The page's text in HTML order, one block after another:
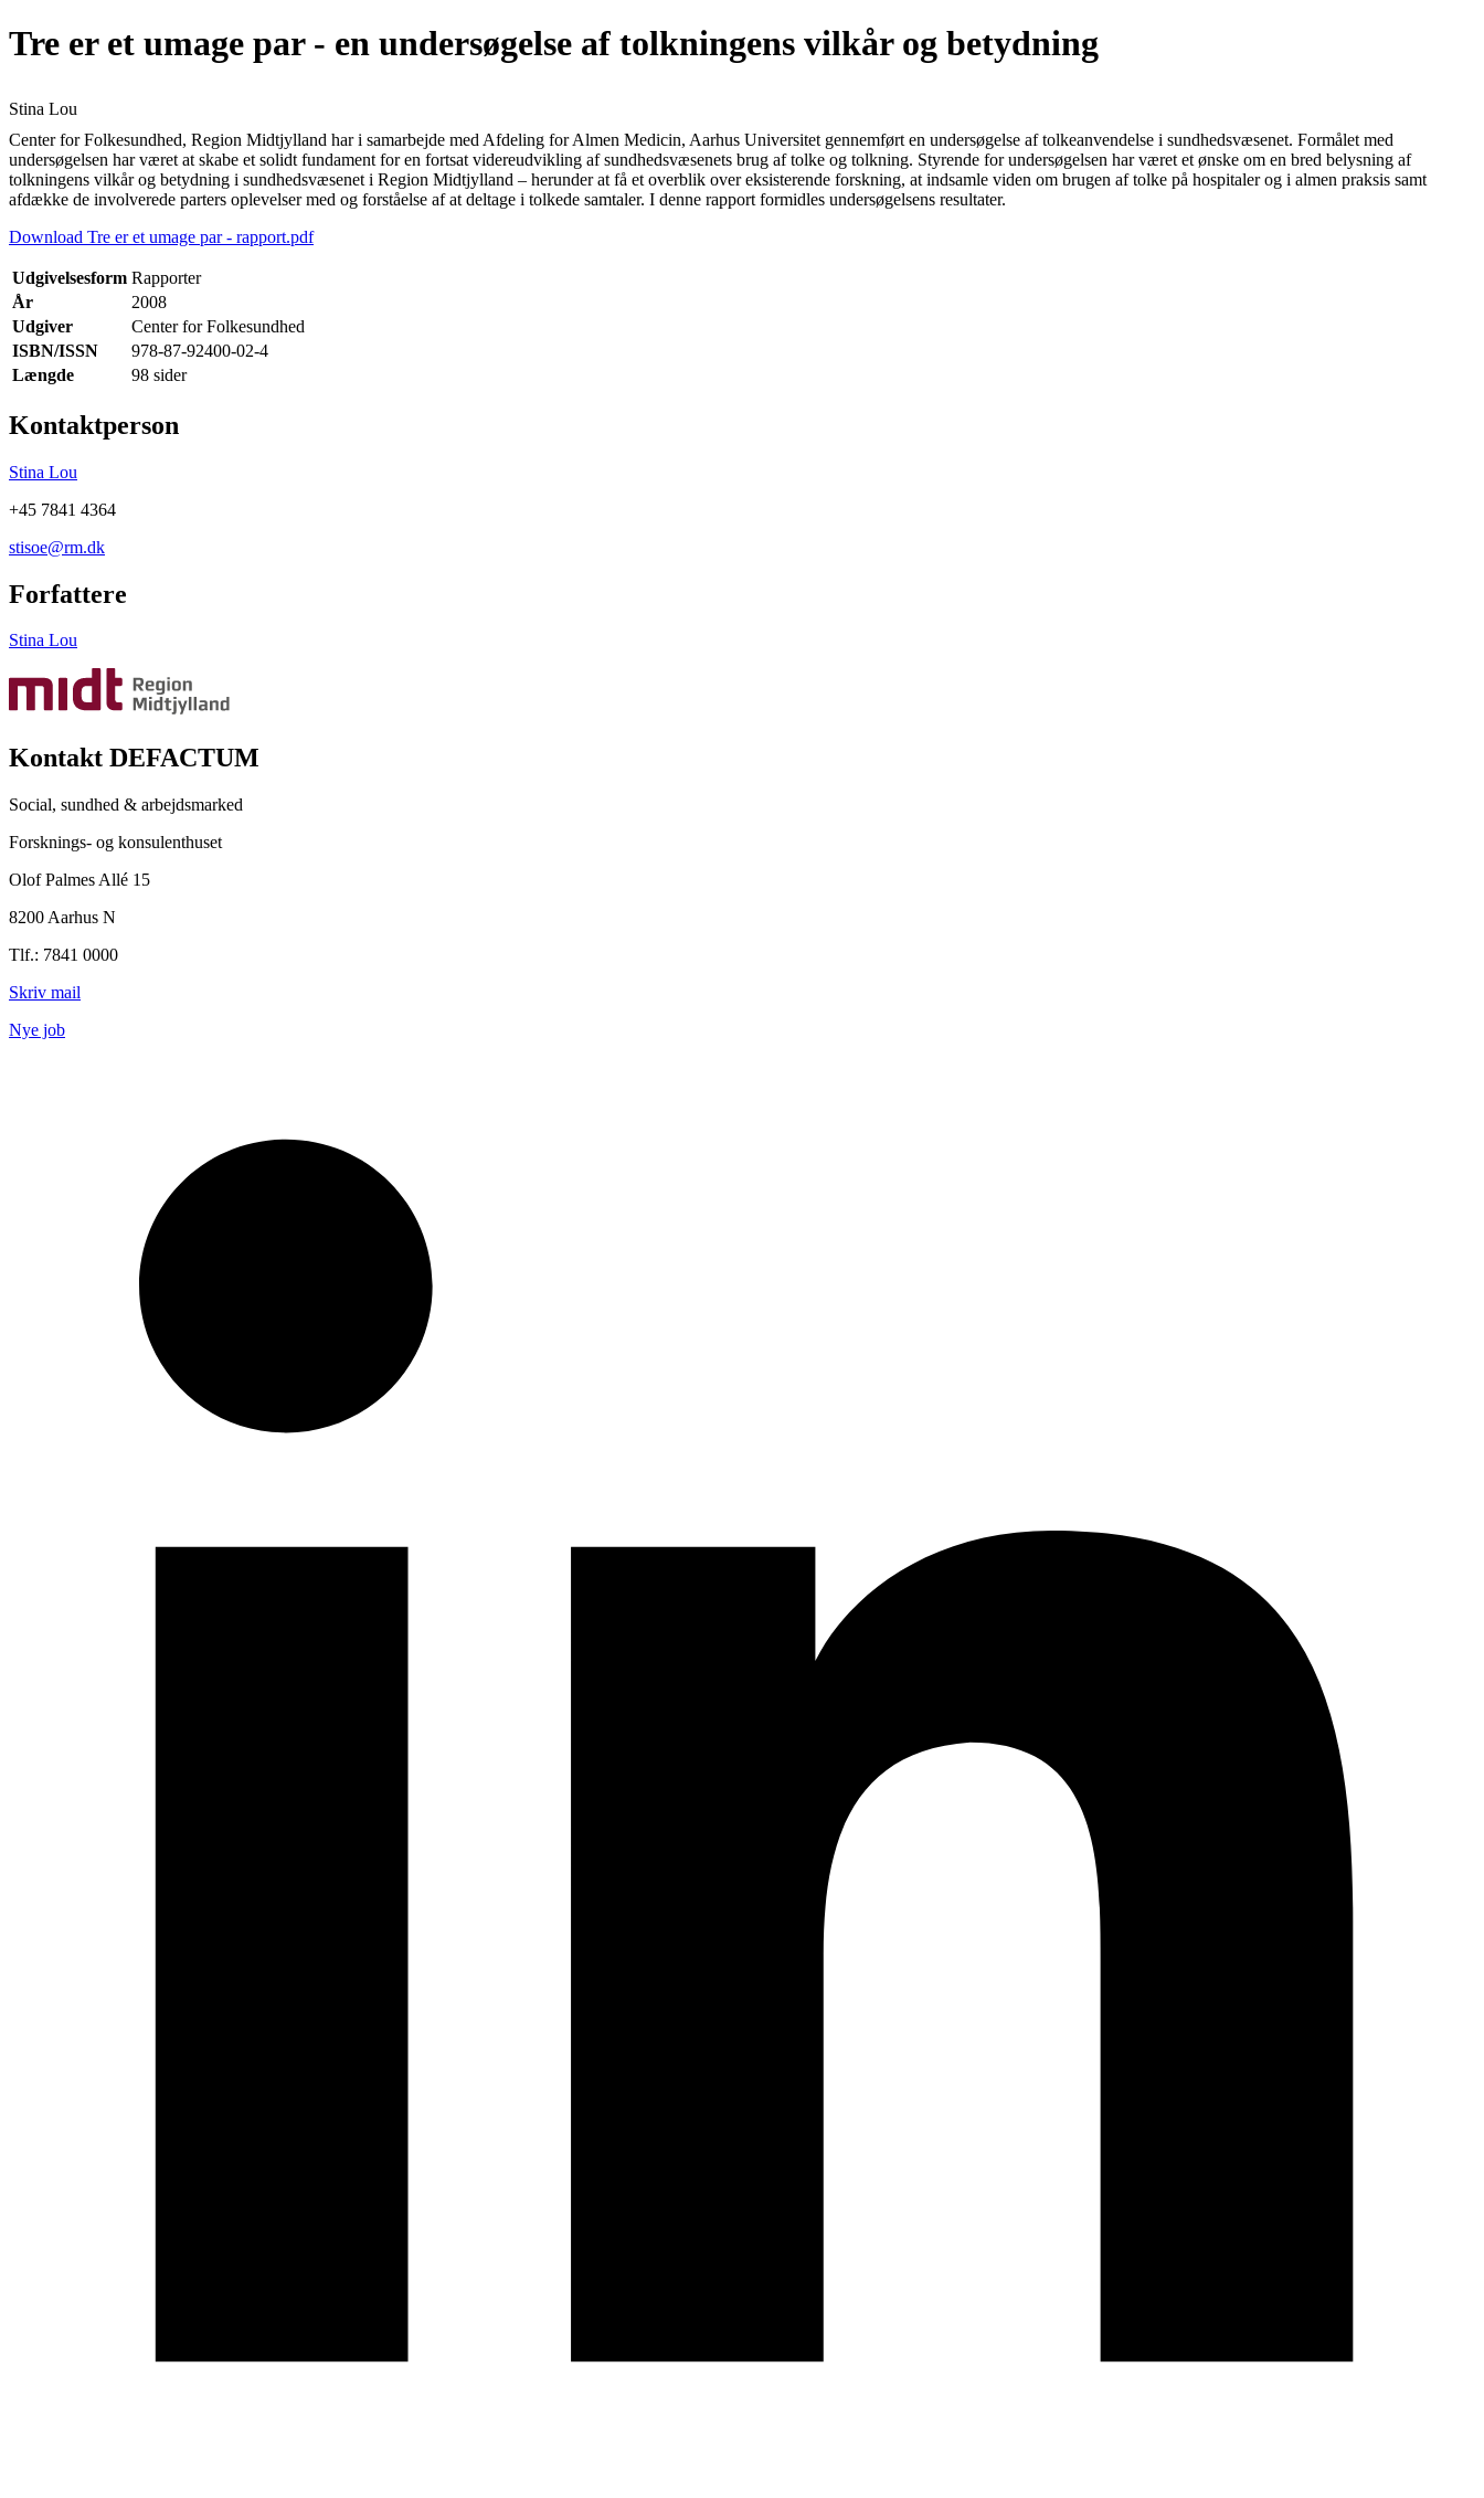
Tre er et umage par - en undersøgelse af tolkningens vilkår og betydning
Stina Lou
Center for Folkesundhed, Region Midtjylland har i samarbejde med Afdeling for Almen Medicin, Aarhus Universitet gennemført en undersøgelse af tolkeanvendelse i sundhedsvæsenet. Formålet med
undersøgelsen har været at skabe et solidt fundament for en fortsat videreudvikling af sundhedsvæsenets brug af tolke og tolkning. Styrende for undersøgelsen har været et ønske om en bred belysning af
tolkningens vilkår og betydning i sundhedsvæsenet i Region Midtjylland – herunder at få et overblik over eksisterende forskning, at indsamle viden om brugen af tolke på hospitaler og i almen praksis samt
afdække de involverede parters oplevelser med og forståelse af at deltage i tolkede samtaler. I denne rapport formidles undersøgelsens resultater.
Download Tre er et umage par - rapport.pdf
Udgivelsesform Rapporter
År
2008
Udgiver
Center for Folkesundhed
ISBN/ISSN
978-87-92400-02-4
Længde
98 sider
Kontaktperson
Stina Lou
+45 7841 4364
stisoe@rm.dk
Forfattere
Stina Lou
Kontakt DEFACTUM
Social, sundhed & arbejdsmarked
Forsknings- og konsulenthuset
Olof Palmes Allé 15
8200 Aarhus N
Tlf.: 7841 0000
Skriv mail
Nye job